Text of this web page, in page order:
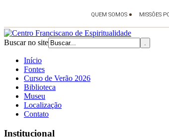
Buscar no site
Início
Fontes
Curso de Verão 2026
Biblioteca
Museu
Localização
Contato
Institucional